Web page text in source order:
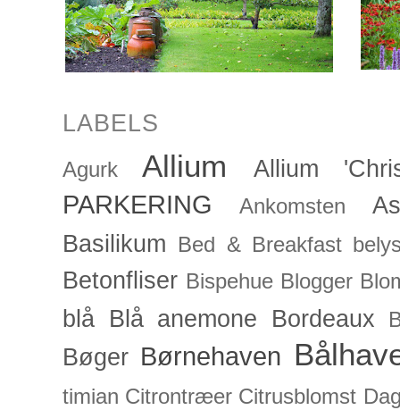
LABELS
Agurk Allium Allium
PARKERING Ankomsten
Basilikum
Bed & Breakfast
Betonfliser Bispehue Blogger
blå Blå anemone Bordeaux
Bøger Børnehaven
timian Citrontræer Citrusblomst